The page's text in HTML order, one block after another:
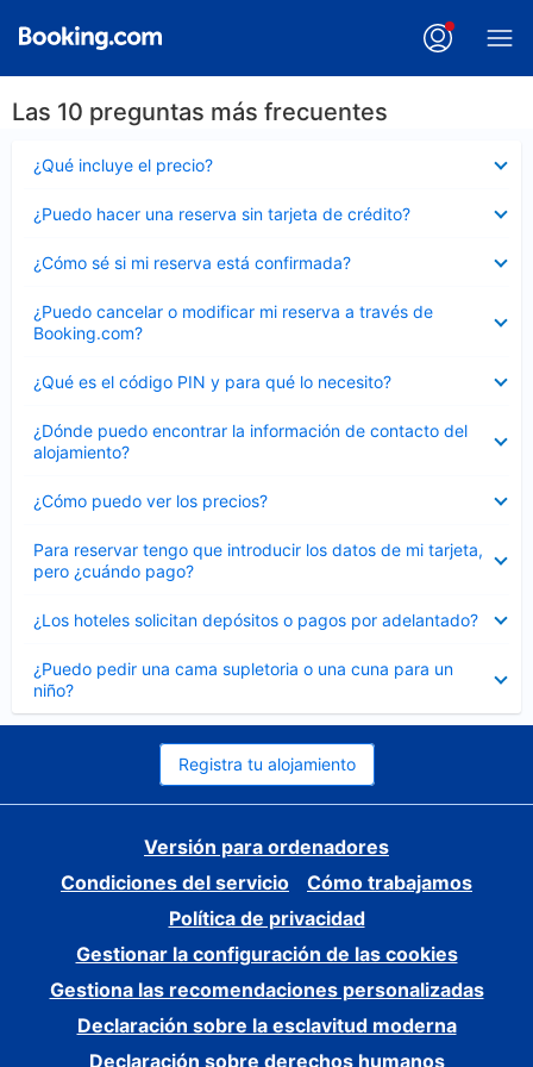
Las 10 preguntas más frecuentes
¿Qué incluye el precio?
cerrado
¿Puedo hacer una reserva sin tarjeta de crédito?
cerrado
¿Cómo sé si mi reserva está confirmada?
cerrado
¿Puedo cancelar o modificar mi reserva a través de
Booking.com?
cerrado
¿Qué es el código PIN y para qué lo necesito?
cerrado
¿Dónde puedo encontrar la información de contacto del
alojamiento?
cerrado
¿Cómo puedo ver los precios?
cerrado
Para reservar tengo que introducir los datos de mi tarjeta,
pero ¿cuándo pago?
cerrado
¿Los hoteles solicitan depósitos o pagos por adelantado?
cerrado
¿Puedo pedir una cama supletoria o una cuna para un
niño?
cerrado
Registra tu alojamiento
Versión para ordenadores
Condiciones del servicio
Cómo trabajamos
Política de privacidad
Gestionar la configuración de las cookies
Gestiona las recomendaciones personalizadas
Declaración sobre la esclavitud moderna
Declaración sobre derechos humanos